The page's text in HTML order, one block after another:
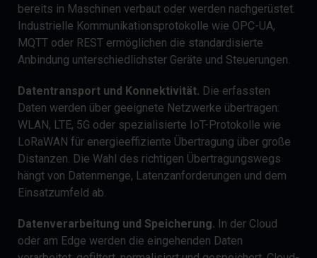
bereits in Maschinen verbaut oder werden nachgerüstet.
Industrielle Kommunikationsprotokolle wie OPC-UA,
MQTT oder REST ermöglichen die standardisierte
Anbindung unterschiedlichster Geräte und Steuerungen.
Datentransport und Konnektivität. Die erfassten
Daten werden über geeignete Netzwerke übertragen:
WLAN, LTE, 5G oder spezialisierte IoT-Protokolle wie
LoRaWAN für energieeffiziente Übertragung über große
Distanzen. Die Wahl des richtigen Übertragungswegs
hängt von Datenmenge, Latenzanforderungen und dem
Einsatzumfeld ab.
Datenverarbeitung und Speicherung. In der Cloud
oder am Edge werden die eingehenden Daten